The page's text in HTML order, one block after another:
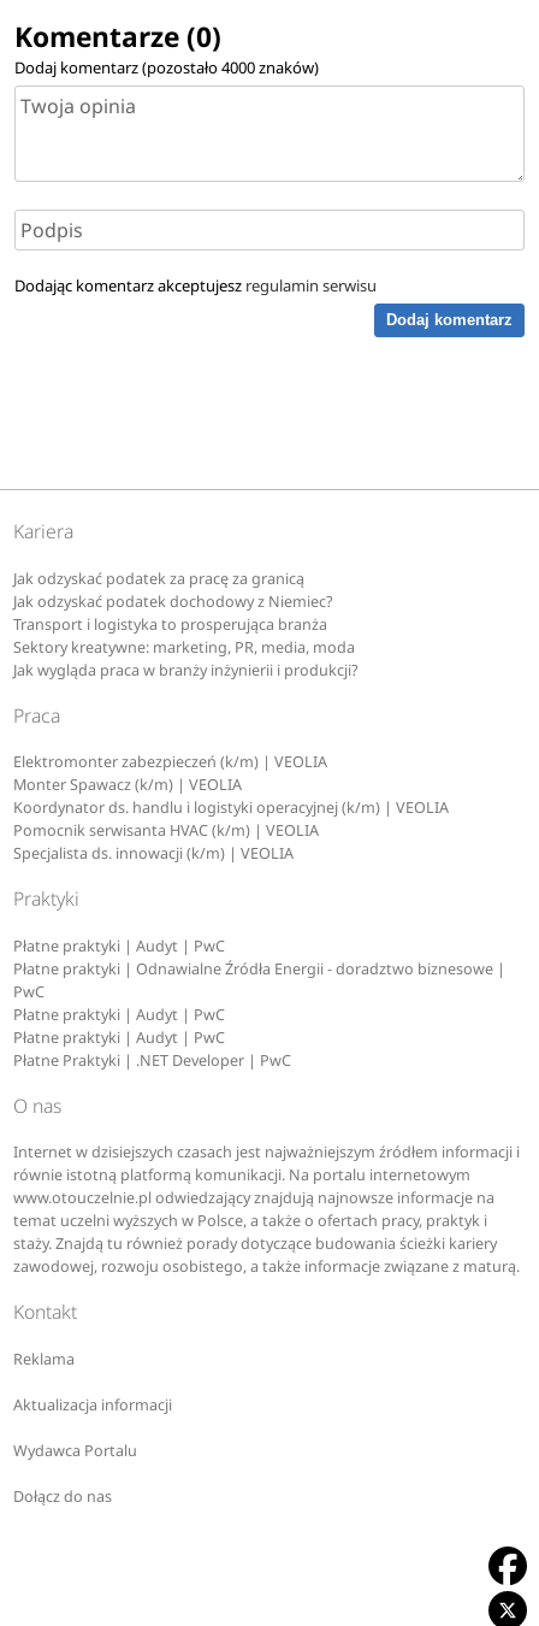
Komentarze (0)
Dodaj komentarz (pozostało4000znaków)
Dodając komentarz akceptujesz regulamin serwisu
Dodaj komentarz
Kariera
Jak odzyskać podatek za pracę za granicą
Jak odzyskać podatek dochodowy z Niemiec?
Transport i logistyka to prosperująca branża
Sektory kreatywne: marketing, PR, media, moda
Jak wygląda praca w branży inżynierii i produkcji?
Praca
Elektromonter zabezpieczeń (k/m) | VEOLIA
Monter Spawacz (k/m) | VEOLIA
Koordynator ds. handlu i logistyki operacyjnej (k/m) | VEOLIA
Pomocnik serwisanta HVAC (k/m) | VEOLIA
Specjalista ds. innowacji (k/m) | VEOLIA
Praktyki
Płatne praktyki | Audyt | PwC
Płatne praktyki | Odnawialne Źródła Energii - doradztwo biznesowe |
PwC
Płatne praktyki | Audyt | PwC
Płatne praktyki | Audyt | PwC
Płatne Praktyki | .NET Developer | PwC
O nas
Internet w dzisiejszych czasach jest najważniejszym źródłem informacji i
równie istotną platformą komunikacji. Na portalu internetowym
www.otouczelnie.pl odwiedzający znajdują najnowsze informacje na
temat uczelni wyższych w Polsce, a także o ofertach pracy, praktyk i
staży. Znajdą tu również porady dotyczące budowania ścieżki kariery
zawodowej, rozwoju osobistego, a także informacje związane z maturą.
Kontakt
Reklama
Aktualizacja informacji
Wydawca Portalu
Dołącz do nas